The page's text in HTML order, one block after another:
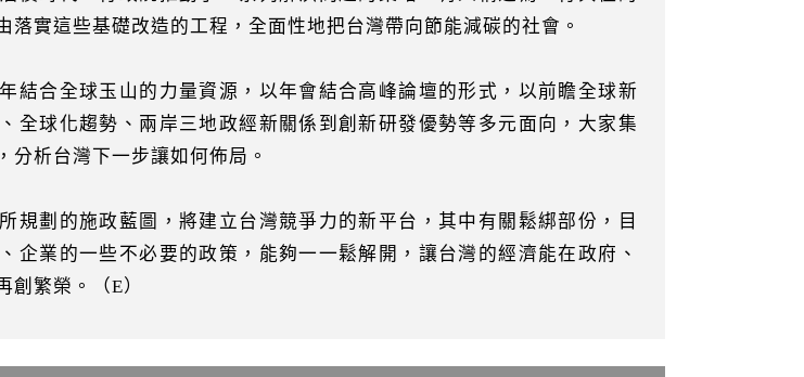
落實這些基礎改造的工程，全面性地把台灣帶向節能減碳的社會。
結合全球玉山的力量資源，以年會結合高峰論壇的形式，以前瞻全球新
全球化趨勢、兩岸三地政經新關係到創新研發優勢等多元面向，大家集
分析台灣下一步讓如何佈局。
規劃的施政藍圖，將建立台灣競爭力的新平台，其中有關鬆綁部份，目
企業的一些不必要的政策，能夠一一鬆解開，讓台灣的經濟能在政府、
創繁榮。（E）